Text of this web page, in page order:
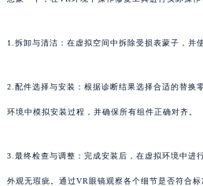
1.拆卸与清洁：在虚拟空间中拆除受损表蒙子，并
2.配件选择与安装：根据诊断结果选择合适的替换
环境中模拟安装过程，并确保所有组件正确对齐。
3.最终检查与调整：完成安装后，在虚拟环境中进
外观无瑕疵。通过VR眼镜观察各个细节是否符合标